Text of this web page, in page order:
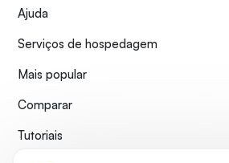
Ajuda
Serviços de hospedagem
Mais popular
Comparar
Tutoriais